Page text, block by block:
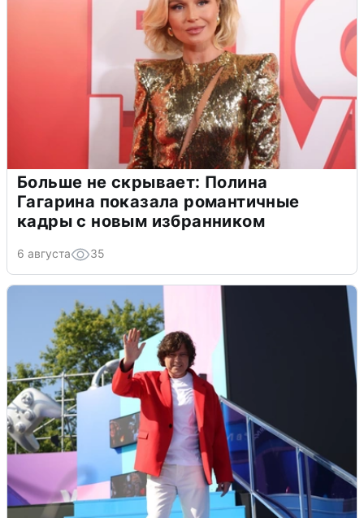
Больше не скрывает: Полина
Гагарина показала романтичные
кадры с новым избранником
6 августа 35